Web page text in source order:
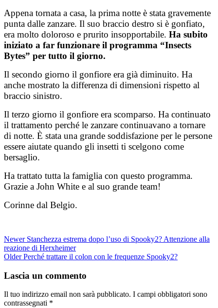
Appena tornata a casa, la prima notte è stata gravemente
punta dalle zanzare. Il suo braccio destro si è gonfiato,
era molto doloroso e prurito insopportabile. Ha subito
iniziato a far funzionare il programma “Insects
Bytes” per tutto il giorno.
Il secondo giorno il gonfiore era già diminuito. Ha
anche mostrato la differenza di dimensioni rispetto al
braccio sinistro.
Il terzo giorno il gonfiore era scomparso. Ha continuato
il trattamento perché le zanzare continuavano a tornare
di notte. È stata una grande soddisfazione per le persone
essere aiutate quando gli insetti ti scelgono come
bersaglio.
Ha trattato tutta la famiglia con questo programma.
Grazie a John White e al suo grande team!
Corinne dal Belgio.
Newer Stanchezza estrema dopo l’uso di Spooky2? Attenzione alla
reazione di Herxheimer
Older Perché trattare il colon con le frequenze Spooky2?
Lascia un commento
Il tuo indirizzo email non sarà pubblicato. I campi obbligatori sono
contrassegnati *